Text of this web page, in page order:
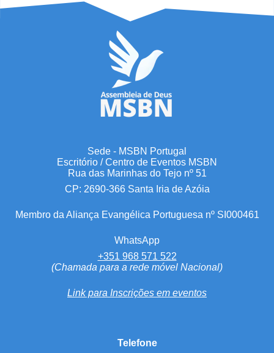
Sede - MSBN Portugal
Escritório / Centro de Eventos MSBN
Rua das Marinhas do Tejo nº 51
CP: 2690-366 Santa Iria de Azóia
Membro da Aliança Evangélica Portuguesa nº SI000461
WhatsApp
+351 968 571 522
(Chamada para a rede móvel Nacional)
Link para Inscrições em eventos
Telefone